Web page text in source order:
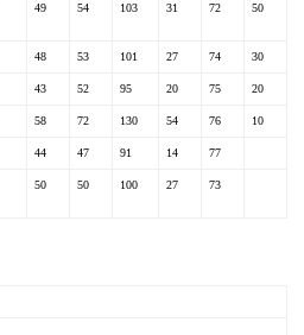
49 54 103 31 72 50
48 53 101 27 74 30
43 52 95 20 75 20
58 72 130 54 76 10
44 47 91 14 77
50 50 100 27 73